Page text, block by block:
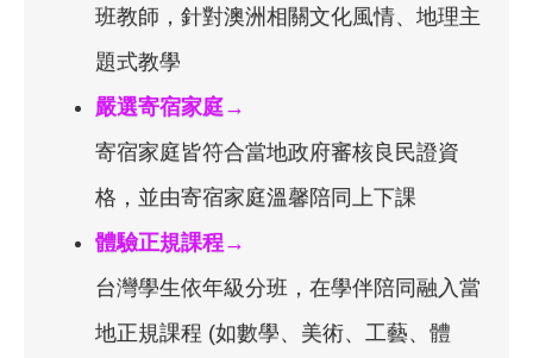
班教師，針對澳洲相關文化風情、地理主
題式教學
嚴選寄宿家庭→
寄宿家庭皆符合當地政府審核良民證資
格，並由寄宿家庭溫馨陪同上下課
體驗正規課程→
台灣學生依年級分班，在學伴陪同融入當
地正規課程 (如數學、美術、工藝、體